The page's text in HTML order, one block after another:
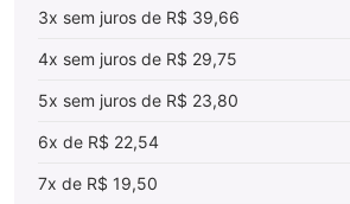
3x sem juros de R$ 39,66
4x sem juros de R$ 29,75
5x sem juros de R$ 23,80
6x de R$ 22,54
7x de R$ 19,50